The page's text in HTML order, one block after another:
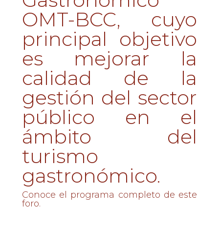
OMT-BCC, cuyo
principal objetivo
es mejorar la
calidad de la
gestión del sector
público en el
ámbito del
turismo
gastronómico.
Conoce el programa completo de este
foro.